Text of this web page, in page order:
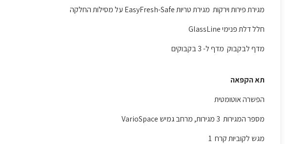
מגירת פירות וירקות מגירת טריות EasyFresh-Safe על מסילות החלקה
חלל דלת פנימי GlassLine
מדף לבקבוק מדף ל- 3 בקבוקים
תא הקפאה
הפשרה אוטומטית
מספר המגירות 3 מגירות, מרחב גמיש VarioSpace
מגש לקוביות קרח 1